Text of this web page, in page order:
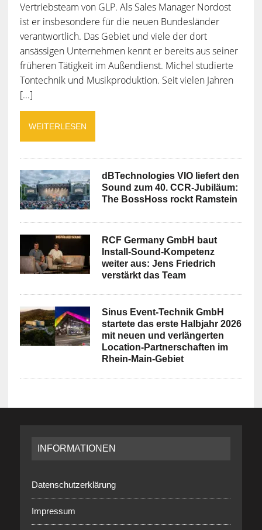
Vertriebsteam von GLP. Als Sales Manager Nordost
ist er insbesondere für die neuen Bundesländer
verantwortlich. Das Gebiet und viele der dort
ansässigen Unternehmen kennt er bereits aus seiner
früheren Tätigkeit im Außendienst. Michel studierte
Tontechnik und Musikproduktion. Seit vielen Jahren
[...]
WEITERLESEN
dBTechnologies VIO liefert den
Sound zum 40. CCR-Jubiläum:
The BossHoss rockt Ramstein
RCF Germany GmbH baut
Install-Sound-Kompetenz
weiter aus: Jens Friedrich
verstärkt das Team
Sinus Event-Technik GmbH
startete das erste Halbjahr 2026
mit neuen und verlängerten
Location-Partnerschaften im
Rhein-Main-Gebiet
INFORMATIONEN
Datenschutzerklärung
Impressum